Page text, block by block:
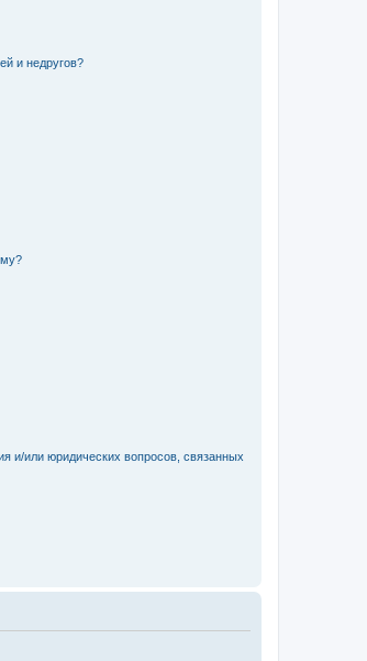
и недругов?
и/или юридических вопросов, связанных